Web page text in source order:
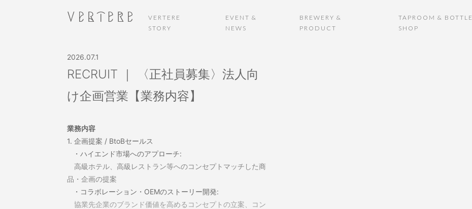
VERTERE
STORY
EVENT &
NEWS
BREWERY &
PRODUCT
TAPROOM & BOTTLE
SHOP
2026.07.1
RECRUIT ｜ 〈正社員募集〉法人向
け企画営業【業務内容】
業務内容
1. 企画提案 / BtoBセールス
・ハイエンド市場へのアプローチ:
高級ホテル、高級レストラン等へのコンセプトマッチした商
品・企画の提案
・コラボレーション・OEMのストーリー開発:
協業先企業のブランド価値を高めるコンセプトの立案、コン